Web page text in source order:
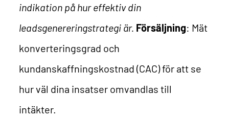
indikation på hur effektiv din
leadsgenereringstrategi är. Försäljning: Mät
konverteringsgrad och
kundanskaffningskostnad (CAC) för att se
hur väl dina insatser omvandlas till
intäkter.